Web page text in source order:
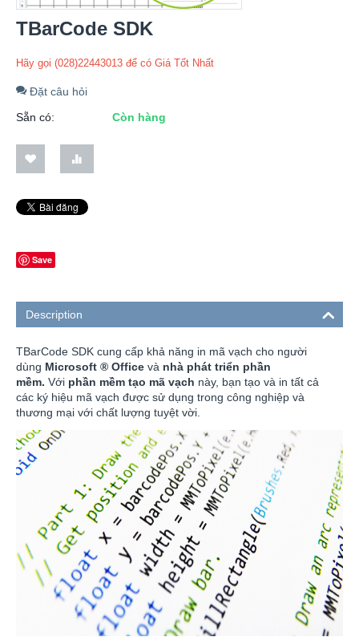
TBarCode SDK
Hãy gọi (028)22443013 để có Giá Tốt Nhất
Đặt câu hỏi
Sẵn có:
Còn hàng
Save
Description
TBarCode SDK cung cấp khả năng in mã vạch cho người
dùng Microsoft ® Office và nhà phát triển phần
mềm. Với phần mềm tạo mã vạch này, bạn tạo và in tất cả
các ký hiệu mã vạch được sử dụng trong công nghiệp và
thương mại với chất lượng tuyệt vời.